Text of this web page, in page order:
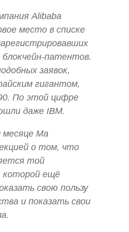
Alibaba
место в списке
блокчейн-патентов.
заявок,
гигантом,
По этой цифре
даже IBM.
месяце Ма
о том, что
той
которой ещё
свою пользу
и показать свои